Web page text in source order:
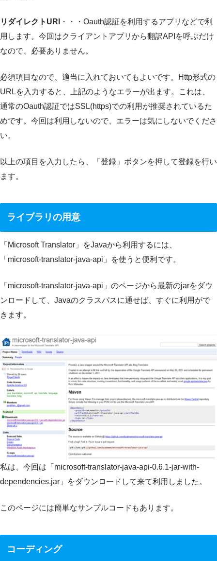
リダイレクトURI
・・・Oauth認証を利用するアプリなどで利
用します。今回はクライアントアプリから翻訳APIを呼ぶだけ
なので、必要ありません。
必須項目なので、適当に入れておいてもよいです。Http形式の
URLを入力すると、上記のようなエラーが出ます。これは、
通常のOauth認証ではSSL(https)での利用が推奨されているた
めです。今回は利用しないので、エラーは気にしないでくださ
い。
以上の項目を入力したら、「登録」ボタンを押して登録を行い
ます。
ライブラリの用意
「Microsoft Translator」をJavaから利用するには、
「microsoft-translator-java-api」を使うと便利です。
「microsoft-translator-java-api」のページから最新のjarをダウ
ンロードして、Javaのクラスパスに通せば、すぐに利用がで
きます。
私は、今回は「microsoft-translator-java-api-0.6.1-jar-with-
dependencies.jar」をダウンロードして来て利用しました。
このページには簡単なサンプルコードもあります。
コーディング